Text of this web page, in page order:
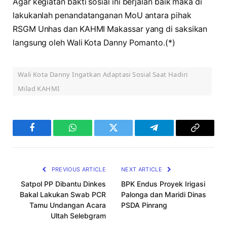
lakukanlah penandatanganan MoU antara pihak
RSGM Unhas dan KAHMI Makassar yang di saksikan
langsung oleh Wali Kota Danny Pomanto.(*)
Wali Kota Danny Ingatkan Adaptasi Sosial Saat Hadiri
Milad KAHMI
Facebook WhatsAppTwitter Telegram
Copy
PREVIOUS ARTICLE
Satpol PP Dibantu Dinkes
Bakal Lakukan Swab PCR
Tamu Undangan Acara
Ultah Selebgram
NEXT ARTICLE
BPK Endus Proyek Irigasi
Palonga dan Maridi Dinas
PSDA Pinrang